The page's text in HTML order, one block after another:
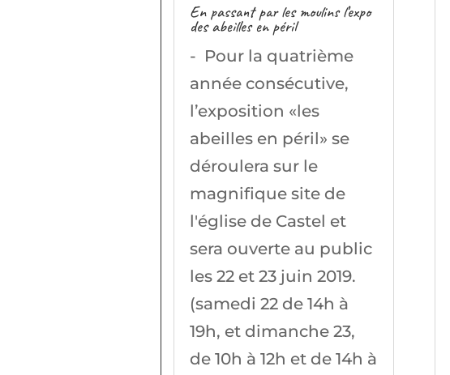
En passant par les moulins l’expo
des abeilles en péril
- Pour la quatrième
année consécutive,
l’exposition «les
abeilles en péril» se
déroulera sur le
magnifique site de
l'église de Castel et
sera ouverte au public
les 22 et 23 juin 2019.
(samedi 22 de 14h à
19h, et dimanche 23,
de 10h à 12h et de 14h à